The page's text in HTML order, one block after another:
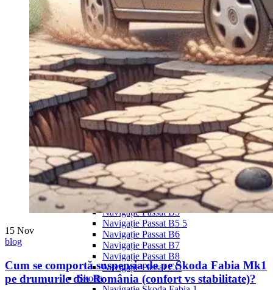
Navigatie Audi A6 C6
Navigatie Audi A6 C7
Navigatie Audi Q5
Ford
Navigație Ford Fiesta
Navigație Ford Focus 1
Navigație Ford Focus 2
Navigație Ford Focus MK3
Navigație Ford Mondeo MK3
Navigație Ford Mondeo MK4
Navigație Ford Transit
Mercedes
Navigație Mercedes C Class W203
Navigație Mercedes C Class W204
Navigație Mercedes W203
Navigație Mercedes W204
Navigație Mercedes W211
Navigație Mercedes Sprinter
Passat
Navigație Passat B5
Navigație Passat B5 5
Navigație Passat B6
Navigație Passat B7
Navigație Passat B8
Navigație Passat CC
Skoda
15 Nov
blog
Cum se comportă suspensia de pe Skoda Fabia Mk1
pe drumurile din România (confort vs stabilitate)?